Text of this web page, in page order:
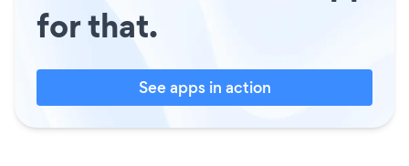
for that.
See apps in action